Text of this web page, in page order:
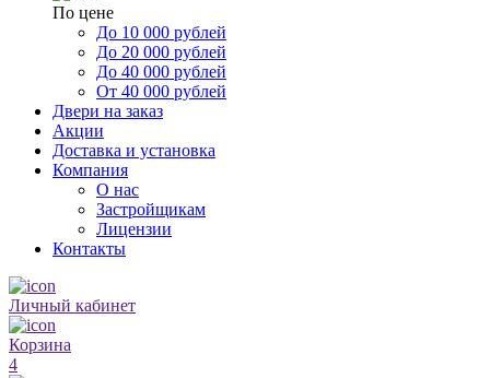
По цене
До 10 000 рублей
До 20 000 рублей
До 40 000 рублей
От 40 000 рублей
Двери на заказ
Акции
Доставка и установка
Компания
О нас
Застройщикам
Лицензии
Контакты
Личный кабинет
Корзина
4